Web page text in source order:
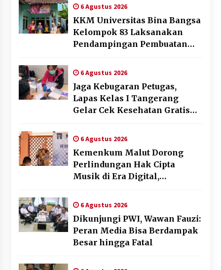
6 Agustus 2026
KKM Universitas Bina Bangsa
Kelompok 83 Laksanakan
Pendampingan Pembuatan
Memperkuat Pemasaran
UMKM di Desa Cempaka
6 Agustus 2026
Jaga Kebugaran Petugas,
Lapas Kelas I Tangerang
Gelar Cek Kesehatan Gratis
6 Agustus 2026
Kemenkum Malut Dorong
Perlindungan Hak Cipta
Musik di Era Digital,
Gratis dan Penguatan Royalti
6 Agustus 2026
Dikunjungi PWI, Wawan Fauzi:
Peran Media Bisa Berdampak
Besar hingga Fatal